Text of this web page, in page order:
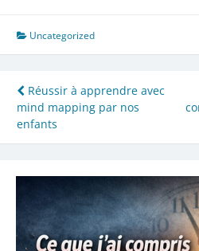
Uncategorized
Navigation
de
l’article
Réussir à apprendre avec
mind mapping par nos
enfants